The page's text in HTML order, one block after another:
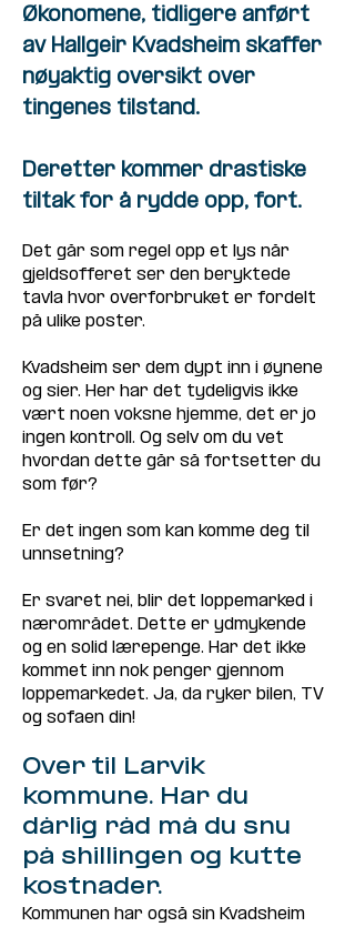
Økonomene, tidligere anført
av Hallgeir Kvadsheim skaffer
nøyaktig oversikt over
tingenes tilstand.
Deretter kommer drastiske
tiltak for å rydde opp, fort.
Det går som regel opp et lys når
gjeldsofferet ser den beryktede
tavla hvor overforbruket er fordelt
på ulike poster.
Kvadsheim ser dem dypt inn i øynene
og sier. Her har det tydeligvis ikke
vært noen voksne hjemme, det er jo
ingen kontroll. Og selv om du vet
hvordan dette går så fortsetter du
som før?
Er det ingen som kan komme deg til
unnsetning?
Er svaret nei, blir det loppemarked i
nærområdet. Dette er ydmykende
og en solid lærepenge. Har det ikke
kommet inn nok penger gjennom
loppemarkedet. Ja, da ryker bilen, TV
og sofaen din!
Over til Larvik
kommune. Har du
dårlig råd må du snu
på shillingen og kutte
kostnader.
Kommunen har også sin Kvadsheim